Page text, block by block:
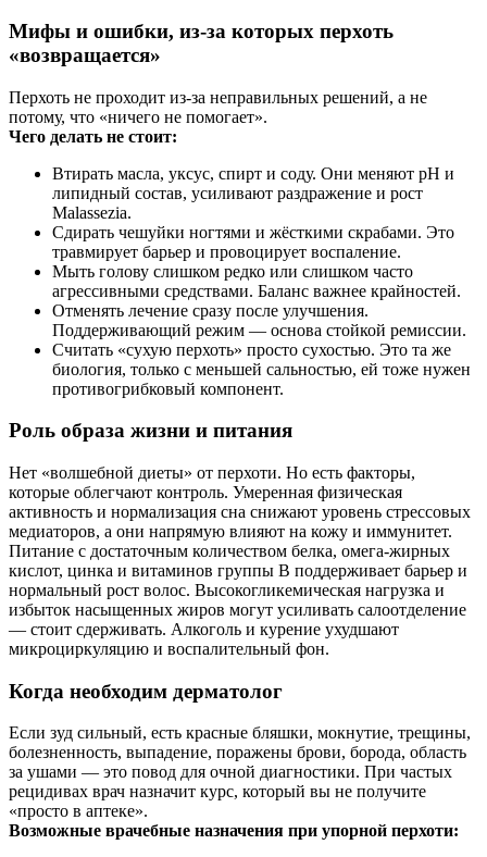
Мифы и ошибки, из-за которых перхоть
«возвращается»
Перхоть не проходит из-за неправильных решений, а не
потому, что «ничего не помогает».
Чего делать не стоит:
Втирать масла, уксус, спирт и соду. Они меняют pH и
липидный состав, усиливают раздражение и рост
Malassezia.
Сдирать чешуйки ногтями и жёсткими скрабами. Это
травмирует барьер и провоцирует воспаление.
Мыть голову слишком редко или слишком часто
агрессивными средствами. Баланс важнее крайностей.
Отменять лечение сразу после улучшения.
Поддерживающий режим — основа стойкой ремиссии.
Считать «сухую перхоть» просто сухостью. Это та же
биология, только с меньшей сальностью, ей тоже нужен
противогрибковый компонент.
Роль образа жизни и питания
Нет «волшебной диеты» от перхоти. Но есть факторы,
которые облегчают контроль. Умеренная физическая
активность и нормализация сна снижают уровень стрессовых
медиаторов, а они напрямую влияют на кожу и иммунитет.
Питание с достаточным количеством белка, омега‑жирных
кислот, цинка и витаминов группы B поддерживает барьер и
нормальный рост волос. Высокогликемическая нагрузка и
избыток насыщенных жиров могут усиливать салоотделение
— стоит сдерживать. Алкоголь и курение ухудшают
микроциркуляцию и воспалительный фон.
Когда необходим дерматолог
Если зуд сильный, есть красные бляшки, мокнутие, трещины,
болезненность, выпадение, поражены брови, борода, область
за ушами — это повод для очной диагностики. При частых
рецидивах врач назначит курс, который вы не получите
«просто в аптеке».
Возможные врачебные назначения при упорной перхоти: